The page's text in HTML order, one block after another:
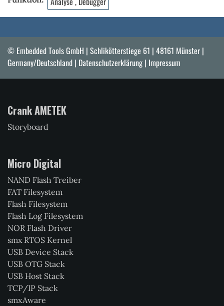
© Embedded Tools GmbH | Schlikötterstiege 61 | 48161 Münster |
Germany/Deutschland | Datenschutzerklärung | Impressum
Crank AMETEK
Storyboard
Micro Digital
NAND Flash Treiber
FAT Filesystem
Flash Filesystem
Flash Log Filesystem
NOR Flash Driver
smx RTOS Kernel
USB Device Stack
USB OTG Stack
USB Host Stack
TCP/IP Stack
smxAware